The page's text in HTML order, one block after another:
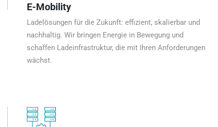
E-Mobility
Ladelösungen für die Zukunft: effizient, skalierbar und
nachhaltig. Wir bringen Energie in Bewegung und
schaffen Ladeinfrastruktur, die mit Ihren Anforderungen
wächst.